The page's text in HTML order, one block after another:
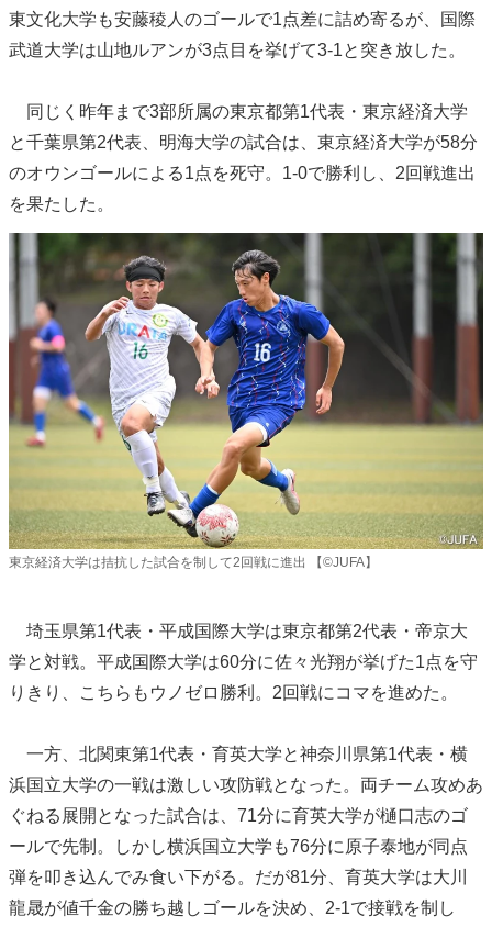
東文化大学も安藤稜人のゴールで1点差に詰め寄るが、国際
武道大学は山地ルアンが3点目を挙げて3-1と突き放した。
同じく昨年まで3部所属の東京都第1代表・東京経済大学
と千葉県第2代表、明海大学の試合は、東京経済大学が58分
のオウンゴールによる1点を死守。1-0で勝利し、2回戦進出
を果たした。
東京経済大学は拮抗した試合を制して2回戦に進出 【©JUFA】
埼玉県第1代表・平成国際大学は東京都第2代表・帝京大
学と対戦。平成国際大学は60分に佐々光翔が挙げた1点を守
りきり、こちらもウノゼロ勝利。2回戦にコマを進めた。
一方、北関東第1代表・育英大学と神奈川県第1代表・横
浜国立大学の一戦は激しい攻防戦となった。両チーム攻めあ
ぐねる展開となった試合は、71分に育英大学が樋口志のゴ
ールで先制。しかし横浜国立大学も76分に原子泰地が同点
弾を叩き込んでみ食い下がる。だが81分、育英大学は大川
龍晟が値千金の勝ち越しゴールを決め、2-1で接戦を制し